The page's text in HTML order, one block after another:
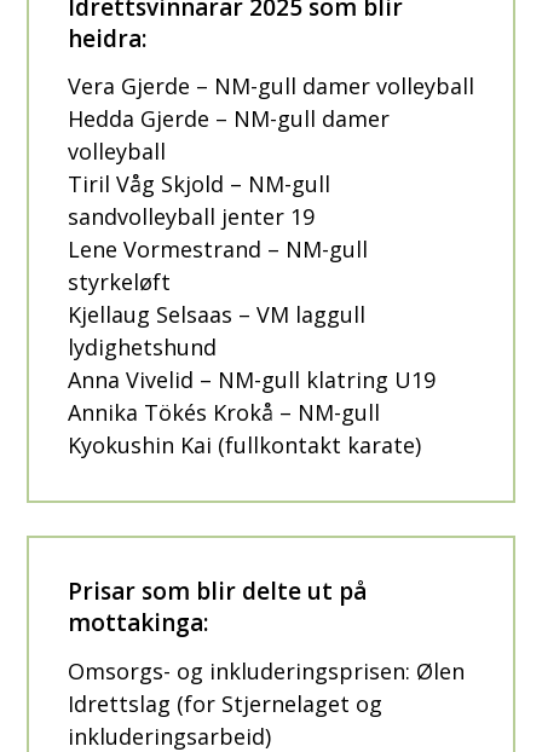
Idrettsvinnarar 2025 som blir
heidra:
Vera Gjerde – NM-gull damer volleyball
Hedda Gjerde – NM-gull damer
volleyball
Tiril Våg Skjold – NM-gull
sandvolleyball jenter 19
Lene Vormestrand – NM-gull
styrkeløft
Kjellaug Selsaas – VM laggull
lydighetshund
Anna Vivelid – NM-gull klatring U19
Annika Tökés Krokå – NM-gull
Kyokushin Kai (fullkontakt karate)
Prisar som blir delte ut på
mottakinga:
Omsorgs- og inkluderingsprisen: Ølen
Idrettslag (for Stjernelaget og
inkluderingsarbeid)